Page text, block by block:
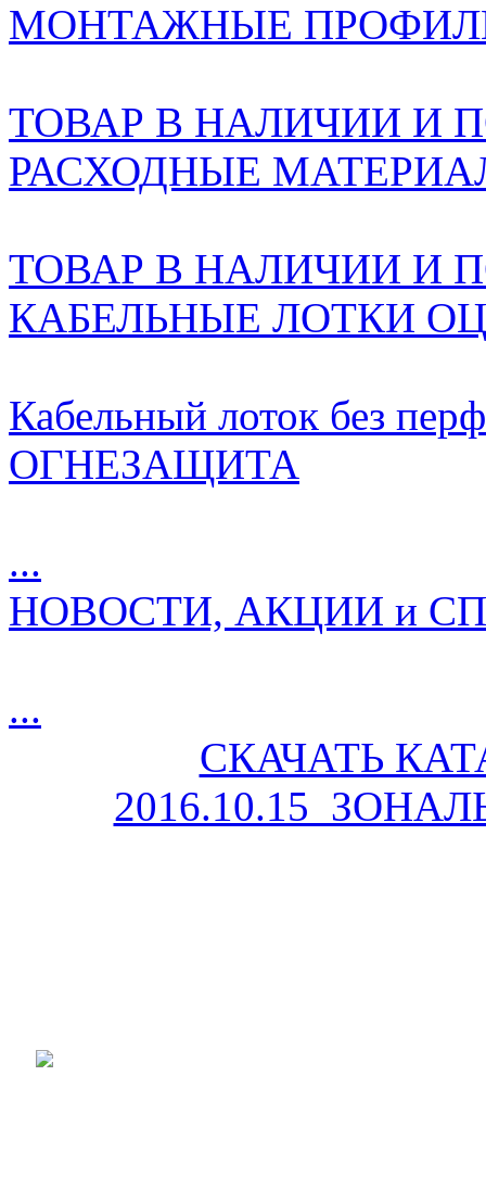
МОНТАЖНЫЕ
ТОВАР В НАЛИЧИИ И
РАСХОДНЫЕ
ТОВАР В НАЛИЧИИ И
КАБЕЛЬНЫЕ ЛОТКИ
Кабельный лоток без
ОГНЕЗАЩИТА
...
НОВОСТИ, АКЦИИ и
...
СКАЧАТЬ